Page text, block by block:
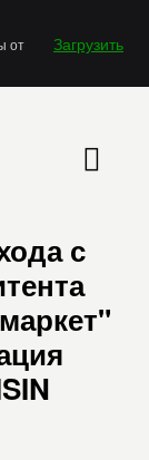
от
Загрузить
с